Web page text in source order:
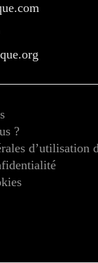
?
d’utilisation